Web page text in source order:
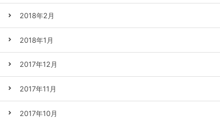
2018年2月
2018年1月
2017年12月
2017年11月
2017年10月